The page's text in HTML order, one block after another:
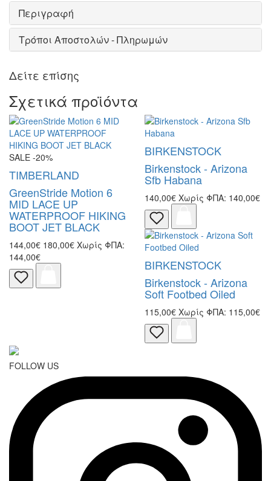
Περιγραφή
Tρόποι Αποστολών - Πληρωμών
Δείτε επίσης
Σχετικά προϊόντα
SALE -20%
TIMBERLAND
GreenStride Motion 6
MID LACE UP
WATERPROOF HIKING
BOOT JET BLACK
144,00€ 180,00€ Χωρίς ΦΠΑ:
144,00€
BIRKENSTOCK
Birkenstock - Arizona
Sfb Habana
140,00€ Χωρίς ΦΠΑ: 140,00€
BIRKENSTOCK
Birkenstock - Arizona
Soft Footbed Oiled
115,00€ Χωρίς ΦΠΑ: 115,00€
FOLLOW US